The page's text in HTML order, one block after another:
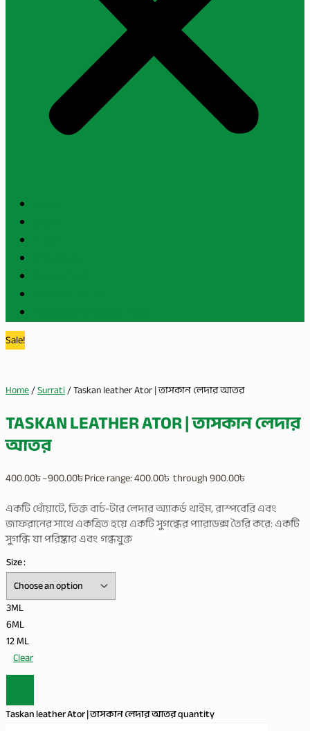
Sale!
Home/Surrati/ Taskan leather Ator | তাসকান লেদার আতর
TASKAN LEATHER ATOR | তাসকান লেদার
আতর
400.00৳–900.00৳Price range: 400.00৳ through 900.00৳
একটি ধোঁয়াটে, তিক্ত বার্চ-টার লেদার অ্যাকর্ড থাইম, রাস্পবেরি এবং
জাফরানের সাথে একত্রিত হয়ে একটি সুগন্ধের প্যারাডক্স তৈরি করে: একটি
সুগন্ধি যা পরিষ্কার এবং গন্ধযুক্ত
Size :
3ML
6ML
12 ML
Clear
Taskan leather Ator | তাসকান লেদার আতর quantity